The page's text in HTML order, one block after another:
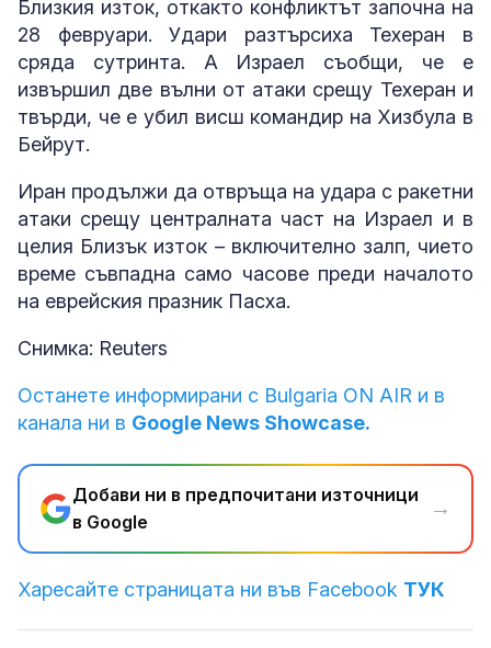
Близкия изток, откакто конфликтът започна на
28 февруари. Удари разтърсиха Техеран в
сряда сутринта. А Израел съобщи, че е
извършил две вълни от атаки срещу Техеран и
твърди, че е убил висш командир на Хизбула в
Бейрут.
Иран продължи да отвръща на удара с ракетни
атаки срещу централната част на Израел и в
целия Близък изток – включително залп, чието
време съвпадна само часове преди началото
на еврейския празник Пасха.
Снимка: Reuters
Останете информирани с Bulgaria ON AIR и в
канала ни в Google News Showcase.
Добави ни в предпочитани източници
в Google
→
Харесайте страницата ни във Facebook ТУК